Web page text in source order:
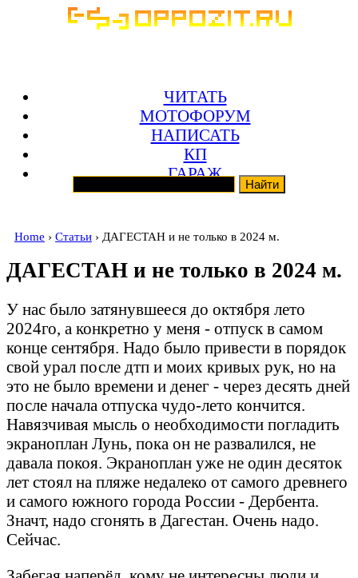
ЧИТАТЬ
МОТОФОРУМ
НАПИСАТЬ
КП
ГАРАЖ
Home › Статьи › ДАГЕСТАН и не только в 2024 м.
ДАГЕСТАН и не только в 2024 м.
У нас было затянувшееся до октября лето
2024го, а конкретно у меня - отпуск в самом
конце сентября. Надо было привести в порядок
свой урал после дтп и моих кривых рук, но на
это не было времени и денег - через десять дней
после начала отпуска чудо-лето кончится.
Навязчивая мысль о необходимости погладить
экраноплан Лунь, пока он не развалился, не
давала покоя. Экраноплан уже не один десяток
лет стоял на пляже недалеко от самого древнего
и самого южного города России - Дербента.
Значт, надо сгонять в Дагестан. Очень надо.
Сейчас.